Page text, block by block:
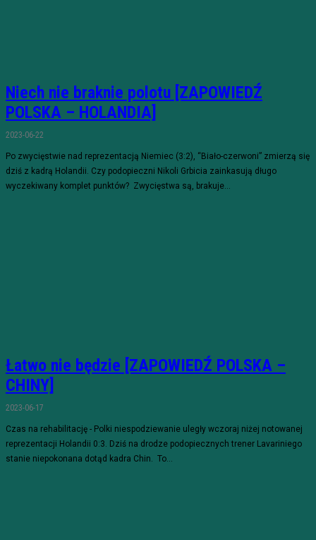
Niech nie braknie polotu [ZAPOWIEDŹ
POLSKA – HOLANDIA]
2023-06-22
Po zwycięstwie nad reprezentacją Niemiec (3:2), “Biało-czerwoni” zmierzą się
dziś z kadrą Holandii. Czy podopieczni Nikoli Grbicia zainkasują długo
wyczekiwany komplet punktów? Zwycięstwa są, brakuje...
Łatwo nie będzie [ZAPOWIEDŹ POLSKA –
CHINY]
2023-06-17
Czas na rehabilitację - Polki niespodziewanie uległy wczoraj niżej notowanej
reprezentacji Holandii 0:3. Dziś na drodze podopiecznych trener Lavariniego
stanie niepokonana dotąd kadra Chin. To...